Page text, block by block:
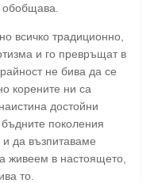
всичко традиционно,
и го превръщат в
не бива да се
корените ни са
достойни
поколения
да възпитаваме
живеем в настоящето,
то.